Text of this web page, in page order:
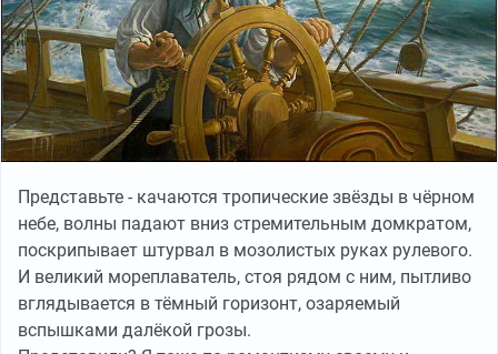
Представьте - качаются тропические звёзды в чёрном
небе, волны падают вниз стремительным домкратом,
поскрипывает штурвал в мозолистых руках рулевого.
И великий мореплаватель, стоя рядом с ним, пытливо
вглядывается в тёмный горизонт, озаряемый
вспышками далёкой грозы.